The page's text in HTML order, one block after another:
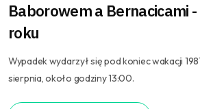
Baborowem a Bernacicami
roku
Wypadek wydarzył się pod koniec wakacji
sierpnia, około godziny 13:00.